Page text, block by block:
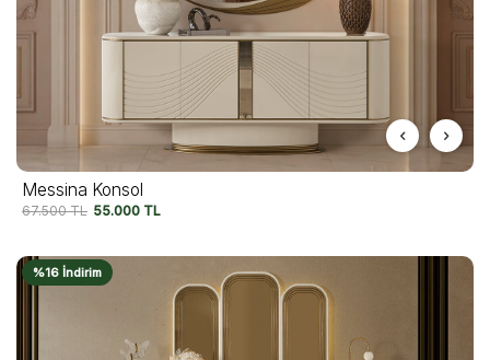
Messina Konsol
67.500TL 55.000 TL
%16 İndirim